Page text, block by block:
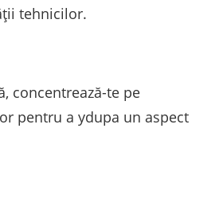
tehnicilor.
concentrează-te pe
pentru a ydupa un aspect